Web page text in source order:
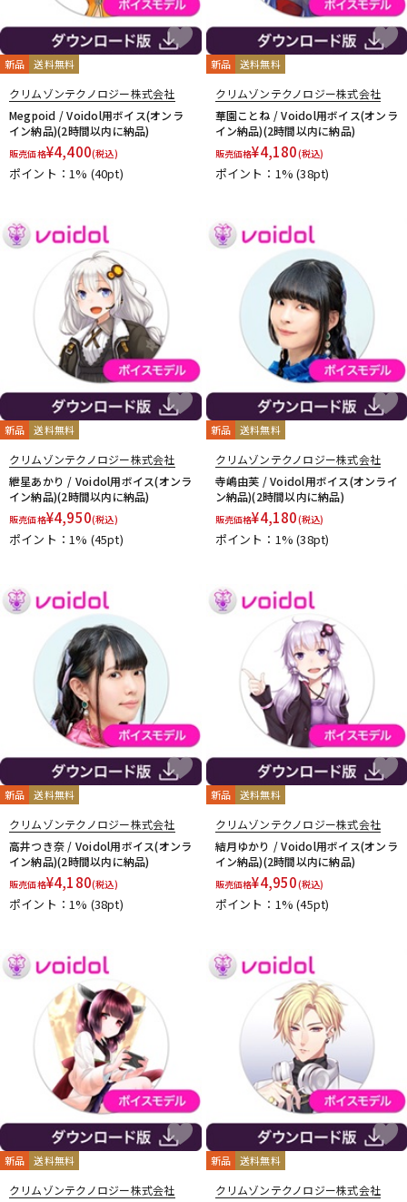
新品 送料無料
クリムゾンテクノロジー株式会社
Megpoid / Voidol用ボイス(オンラ
イン納品)(2時間以内に納品)
販売価格¥4,400(税込)
ポイント：1% (40pt)
新品 送料無料
クリムゾンテクノロジー株式会社
華園ことね / Voidol用ボイス(オンラ
イン納品)(2時間以内に納品)
販売価格¥4,180(税込)
ポイント：1%(38pt)
新品 送料無料
クリムゾンテクノロジー株式会社
紲星あかり / Voidol用ボイス(オンラ
イン納品)(2時間以内に納品)
販売価格¥4,950(税込)
ポイント：1% (45pt)
新品 送料無料
クリムゾンテクノロジー株式会社
寺嶋由芙 / Voidol用ボイス(オンライ
ン納品)(2時間以内に納品)
販売価格¥4,180(税込)
ポイント：1%(38pt)
新品 送料無料
クリムゾンテクノロジー株式会社
高井つき奈 / Voidol用ボイス(オンラ
イン納品)(2時間以内に納品)
販売価格¥4,180(税込)
ポイント：1% (38pt)
新品 送料無料
クリムゾンテクノロジー株式会社
結月ゆかり / Voidol用ボイス(オンラ
イン納品)(2時間以内に納品)
販売価格¥4,950(税込)
ポイント：1%(45pt)
新品 送料無料
クリムゾンテクノロジー株式会社
新品 送料無料
クリムゾンテクノロジー株式会社